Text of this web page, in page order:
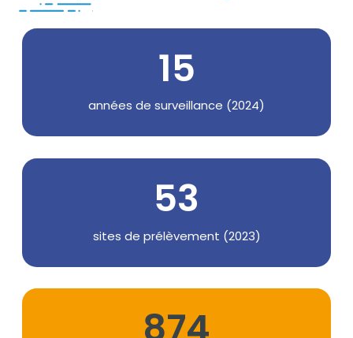
Chiffres
15
années de surveillance (2024)
54
sites de prélèvement (2023)